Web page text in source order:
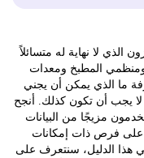
نهاية له متسائلاً
المطبخ ومعدات
يمكن أن يجني
أن تكون كذلك. أنجح
من البيانات
ذات إمكانات
سنتعرف على